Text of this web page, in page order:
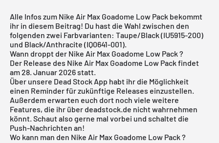
Alle Infos zum Nike Air Max Goadome Low Pack bekommt
ihr in diesem Beitrag! Du hast die Wahl zwischen den
folgenden zwei Farbvarianten: Taupe/Black (IU5915-200)
und Black/Anthracite (IQ0641-001).
Wann droppt der Nike Air Max Goadome Low Pack ?
Der Release des Nike Air Max Goadome Low Pack findet
am 28. Januar 2026 statt.
Über unsere Dead Stock App habt ihr die Möglichkeit
einen Reminder für zukünftige Releases einzustellen.
Außerdem erwarten euch dort noch viele weitere
Features, die ihr über deadstock.de nicht wahrnehmen
könnt. Schaut also gerne mal vorbei und schaltet die
Push-Nachrichten an!
Wo kann man den Nike Air Max Goadome Low Pack ?